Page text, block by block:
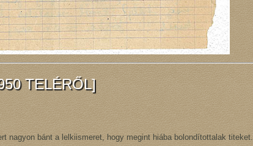
TELÉRŐL]
nagyon bánt a lelkiismeret, hogy megint hiába bolondítottalak titeket.